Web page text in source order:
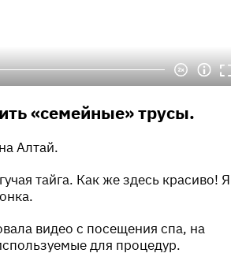
«семейные» трусы.
Алтай.
тайга. Как же здесь красиво! Я
видео с посещения спа, на
для процедур.